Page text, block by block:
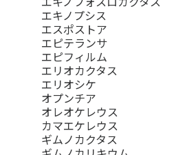
エキノプシス
エスポストア
エピテランサ
エピフィルム
エリオカクタス
エリオシケ
オプンチア
オレオケレウス
カマエケレウス
ギムノカクタス